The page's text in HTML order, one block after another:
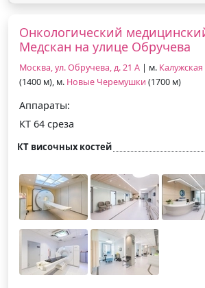
Онкологический
Медскан на улице Обручева
Москва, ул. Обручева, д. 21 А | м. Калужская
(1400 м), м. Новые Черемушки (1700 м)
Аппараты:
КТ 64 среза
КТ височных костей